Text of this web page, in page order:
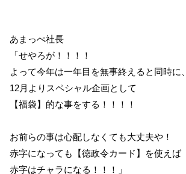
あまっぺ社長
「せやろが！！！！
よって今年は一年目を無事終えると同時に、
12月よりスペシャル企画として
【福袋】的な事をする！！！！
お前らの事は心配しなくても大丈夫や！
赤字になっても【徳政令カード】を使えば
赤字はチャラになる！！！」